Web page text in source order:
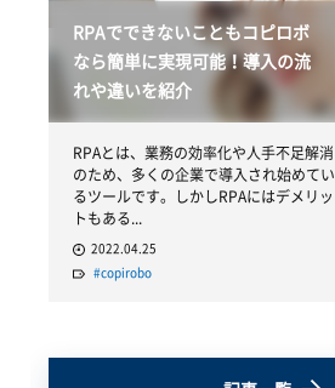
RPAでできないこともコピロボ
なら簡単に実現可能！導入の流
れや違いを紹介
RPAとは、業務の効率化や人手不足解消
のため、多くの企業で導入され始めてい
るツールです。しかしRPAにはデメリッ
トもある...
2022.04.25
#copirobo